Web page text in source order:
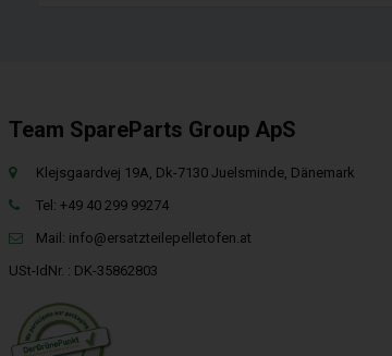
Team SpareParts Group ApS
Klejsgaardvej 19A, Dk-7130 Juelsminde, Dänemark
Tel: +49 40 299 99274
Mail: info@ersatzteilepelletofen.at
USt-IdNr. : DK-35862803